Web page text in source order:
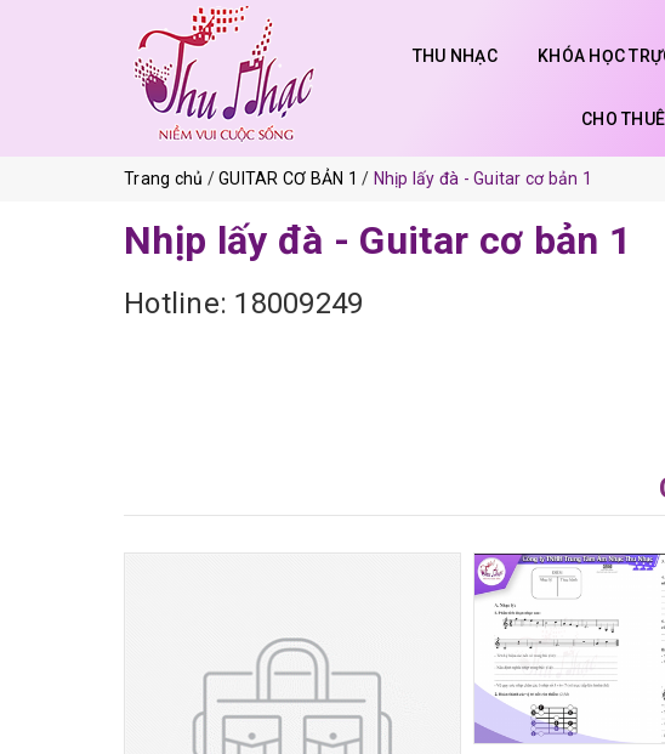
THU NHẠC KHÓA HỌC
CHO THUÊ
Trang chủ GUITAR CƠ BẢN 1 Nhịp lấy đà - Guitar cơ bản 1
Nhịp lấy đà - Guitar cơ bản 1
Hotline: 18009249